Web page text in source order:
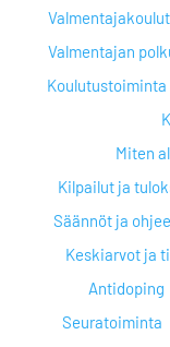
Valmentajan
Koulutustoiminta
Miten
Kilpailut ja
Säännöt ja
Keskiarvot ja
Antidoping
Seuratoiminta